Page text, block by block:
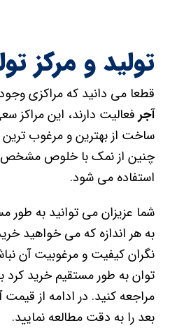
تولید و مرکز
قطعا می دانید که مراکزی
آجر فعالیت دارند، این مراکز
ساخت از بهترین و مرغوب ترین
چنین از نمک با خلوص
استفاده می شود.
شما عزیزان می توانید به طور
به هر اندازه که می خواهید
نگران کیفیت و مرغوبیت آن
توان به طور مستقیم خرید کرد
مراجعه کنید. در ادامه از
بعد را به دقت مطالعه نمایید.